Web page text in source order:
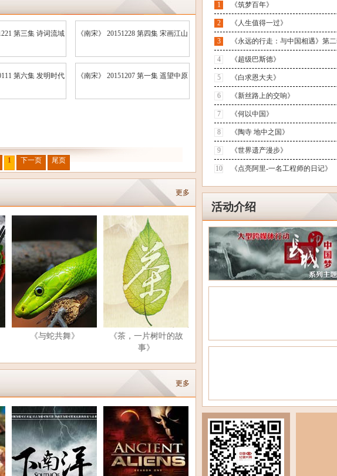
第三集 诗词流域 《南宋》 20151228 第四集 宋画江山
第六集 发明时代 《南宋》 20151207 第一集 遥望中原
1 下一页 尾页
更多
《与蛇共舞》
《茶，一片树叶的故
事》
更多
1 《筑梦百年》
2 《人生值得一过》
3 《永远的行走：与中国相遇》第
4 《超级巴斯德》
5 《白求恩大夫》
6 《新丝路上的交响》
7 《何以中国》
8 《陶寺 地中之国》
9 《世界遗产漫步》
10 《点亮阿里-一名工程师的日记》
活动介绍